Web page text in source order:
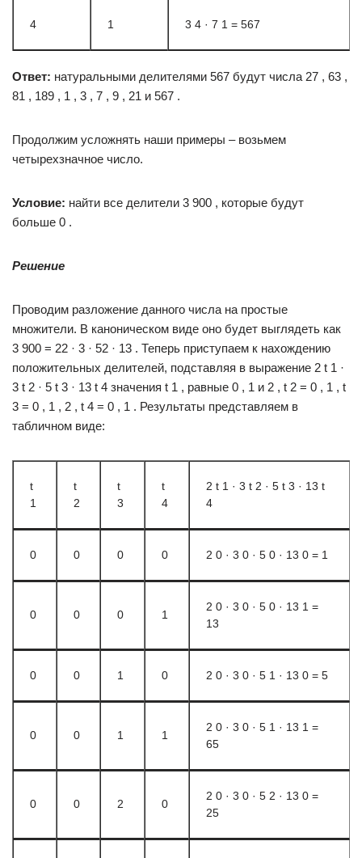
4 1 3 4 · 7 1 = 567
Ответ: натуральными делителями 567 будут числа 27 , 63 ,
81 , 189 , 1 , 3 , 7 , 9 , 21 и 567 .
Продолжим усложнять наши примеры – возьмем
четырехзначное число.
Условие: найти все делители 3 900 , которые будут
больше 0 .
Решение
Проводим разложение данного числа на простые
множители. В каноническом виде оно будет выглядеть как
3 900 = 22 · 3 · 52 · 13 . Теперь приступаем к нахождению
положительных делителей, подставляя в выражение 2 t 1 ·
3 t 2 · 5 t 3 · 13 t 4 значения t 1 , равные 0 , 1 и 2 , t 2 = 0 , 1 , t
3 = 0 , 1 , 2 , t 4 = 0 , 1 . Результаты представляем в
табличном виде:
t
1
t
2
t
3
t
4
2 t 1 · 3 t 2 · 5 t 3 · 13 t
4
0 0 0 0 2 0 · 3 0 · 5 0 · 13 0 = 1
0 0 0 1
2 0 · 3 0 · 5 0 · 13 1 =
13
0 0 1 0 2 0 · 3 0 · 5 1 · 13 0 = 5
0 0 1 1
2 0 · 3 0 · 5 1 · 13 1 =
65
0 0 2 0
2 0 · 3 0 · 5 2 · 13 0 =
25